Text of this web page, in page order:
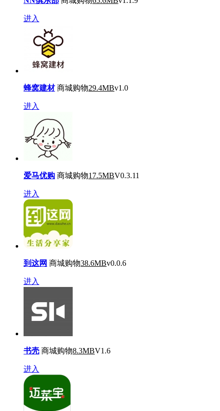
进入
蜂窝建材 商城购物29.4MBv1.0
进入
爱马优购 商城购物17.5MBV0.3.11
进入
到这网 商城购物38.6MBv0.0.6
进入
书壳 商城购物8.3MBV1.6
进入